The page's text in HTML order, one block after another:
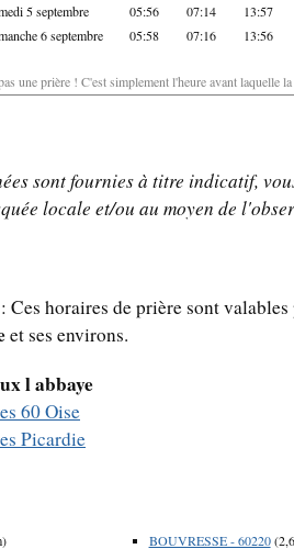
5 septembre 05:56 07:14 13:57
6 septembre 05:58 07:16 13:56
une prière ! C'est simplement l'heure avant laquelle
sont fournies à titre indicatif,
locale et/ou au moyen de
Ces horaires de prière sont
et ses environs.
l abbaye
60 Oise
Picardie
BOUVRESSE - 60220